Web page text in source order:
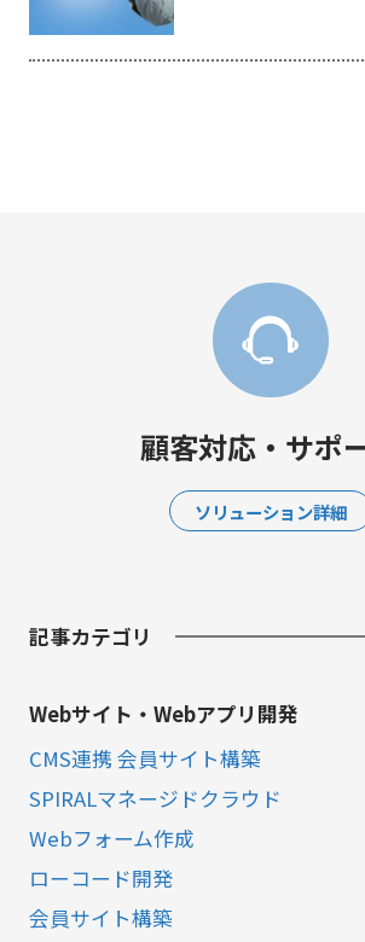
顧客対応・サポ
ソリューション詳細
記事カテゴリ
Webサイト・Webアプリ開発
CMS連携 会員サイト構築
SPIRALマネージドクラウド
Webフォーム作成
ローコード開発
会員サイト構築